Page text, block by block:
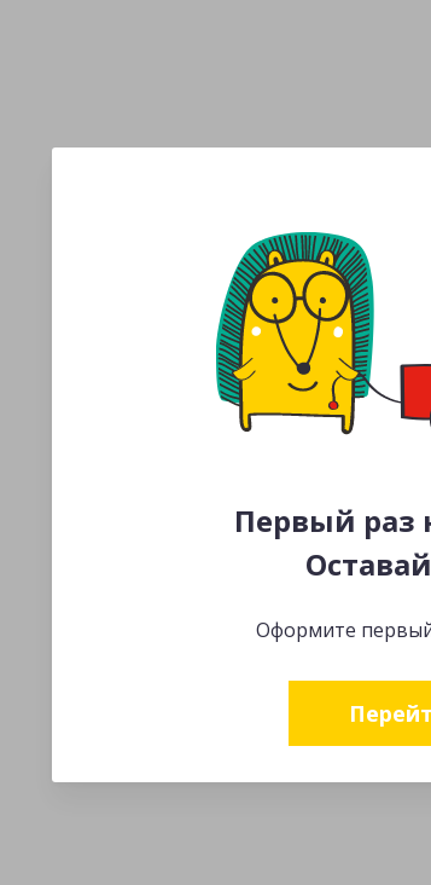
Первый раз
Оформите первый